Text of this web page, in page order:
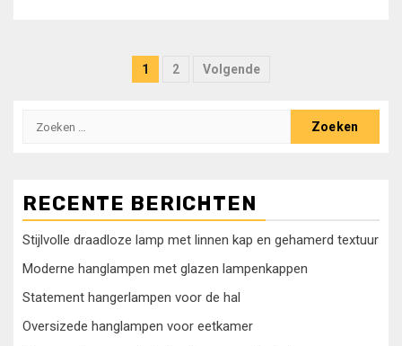
Berichten
1 2 Volgende
Zoeken
RECENTE BERICHTEN
Stijlvolle draadloze lamp met linnen kap en gehamerd textuur
Moderne hanglampen met glazen lampenkappen
Statement hangerlampen voor de hal
Oversizede hanglampen voor eetkamer